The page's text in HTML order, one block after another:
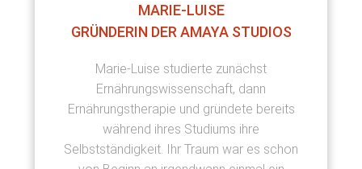
MARIE-LUISE
GRÜNDERIN DER AMAYA STUDIOS
Marie-Luise studierte zunächst
Ernährungswissenschaft, dann
Ernährungstherapie und gründete bereits
während ihres Studiums ihre
Selbstständigkeit. Ihr Traum war es schon